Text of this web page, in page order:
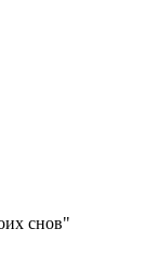
снов"